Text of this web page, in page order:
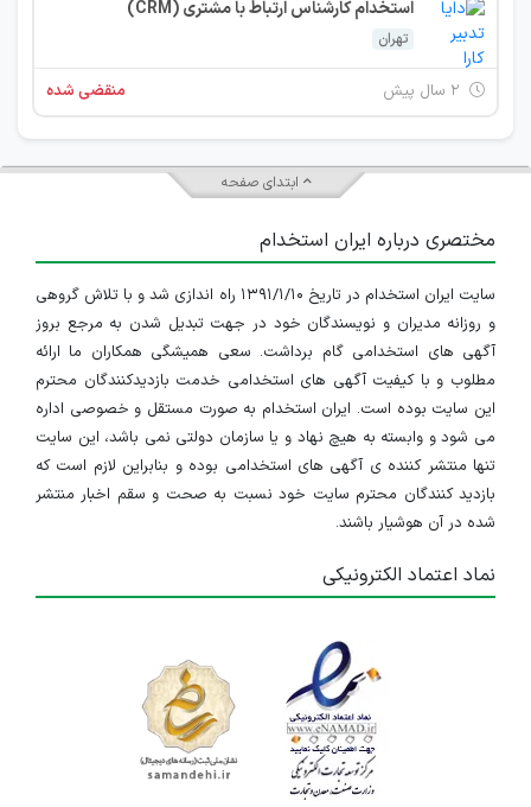
استخدام کارشناس ارتباط با مشتری (CRM)
تهران
منقضی شده
ابتدای صفحه
مختصری درباره ایران استخدام
سایت ایران استخدام در تاریخ ۱۳۹۱/۱/۱۰ راه اندازی شد و با تلاش گروهی
و روزانه مدیران و نویسندگان خود در جهت تبدیل شدن به مرجع بروز
آگهی های استخدامی گام برداشت. سعی همیشگی همکاران ما ارائه
مطلوب و با کیفیت آگهی های استخدامی خدمت بازدیدکنندگان محترم
این سایت بوده است. ایران استخدام به صورت مستقل و خصوصی اداره
می شود و وابسته به هیچ نهاد و یا سازمان دولتی نمی باشد، این سایت
تنها منتشر کننده ی آگهی های استخدامی بوده و بنابراین لازم است که
بازدید کنندگان محترم سایت خود نسبت به صحت و سقم اخبار منتشر
شده در آن هوشیار باشند.
نماد اعتماد الکترونیکی